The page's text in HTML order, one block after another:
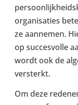
organisaties
ze aannemen.
op succesvolle
wordt ook de
versterkt.
Om deze